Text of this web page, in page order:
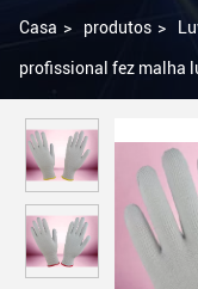
Casa > produtos >
profissional fez malha